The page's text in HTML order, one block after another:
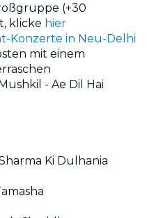
(+30
klicke hier
Konzerte in Neu-Delhi
mit einem
- Ae Dil Hai
Ki Dulhania